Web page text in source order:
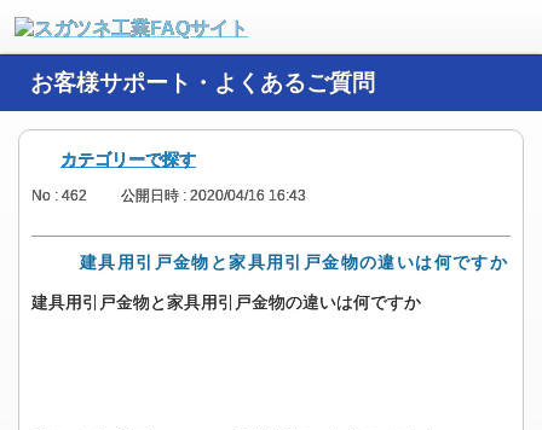
お客様サポート・よくあるご質問
カテゴリーで探す
No : 462 公開日時 : 2020/04/16 16:43
建具用引戸金物と家具用引戸金物の違いは何ですか
建具用引戸金物と家具用引戸金物の違いは何ですか